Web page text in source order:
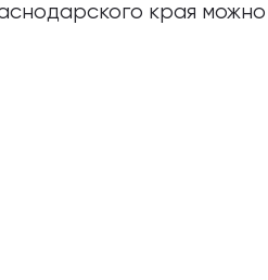
края можно